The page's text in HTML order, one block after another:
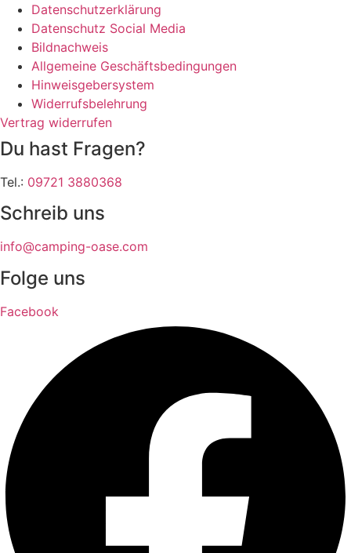
Datenschutzerklärung
Datenschutz Social Media
Bildnachweis
Allgemeine Geschäftsbedingungen
Hinweisgebersystem
Widerrufsbelehrung
Vertrag widerrufen
Du hast Fragen?
Tel.: 09721 3880368
Schreib uns
info@camping-oase.com
Folge uns
Facebook